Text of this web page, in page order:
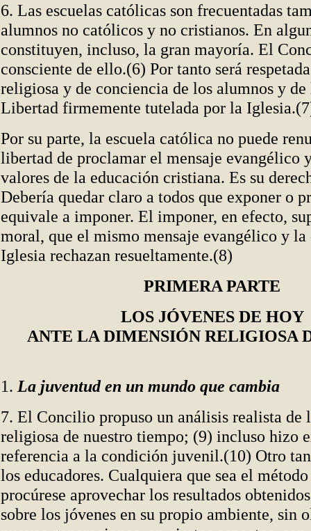
6. Las escuelas católicas son frecuentadas
alumnos no católicos y no cristianos. En
constituyen, incluso, la gran mayoría. El
consciente de ello.(6) Por tanto será
religiosa y de conciencia de los alumnos y
Libertad firmemente tutelada por la
Por su parte, la escuela católica no puede
libertad de proclamar el mensaje evangélico
valores de la educación cristiana. Es su
Debería quedar claro a todos que exponer o
equivale a imponer. El imponer, en efecto,
moral, que el mismo mensaje evangélico y
Iglesia rechazan resueltamente.(8)
PRIMERA PARTE
LOS JÓVENES DE HOY
ANTE LA DIMENSIÓN RELIGIOSA
1. La juventud en un mundo que cambia
7. El Concilio propuso un análisis realista de
religiosa de nuestro tiempo; (9) incluso hizo
referencia a la condición juvenil.(10) Otro
los educadores. Cualquiera que sea el método
procúrese aprovechar los resultados
sobre los jóvenes en su propio ambiente, sin